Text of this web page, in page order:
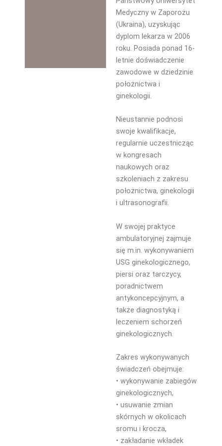
Medyczny w Zaporożu
(Ukraina), uzyskując
dyplom lekarza w 2006
roku. Posiada ponad 16-
letnie doświadczenie
zawodowe w dziedzinie
położnictwa i
ginekologii.
Nieustannie podnosi
swoje kwalifikacje,
regularnie uczestnicząc
w kongresach
naukowych oraz
szkoleniach z zakresu
położnictwa, ginekologii
i ultrasonografii.
W swojej praktyce
ambulatoryjnej zajmuje
się m.in. wykonywaniem
USG ginekologicznego,
piersi oraz tarczycy,
poradnictwem
antykoncepcyjnym, a
także diagnostyką i
leczeniem schorzeń
ginekologicznych.
Zakres wykonywanych
świadczeń obejmuje:
• wykonywanie zabiegów
ginekologicznych,
• usuwanie zmian
skórnych w okolicach
sromu i krocza,
• zakładanie wkładek